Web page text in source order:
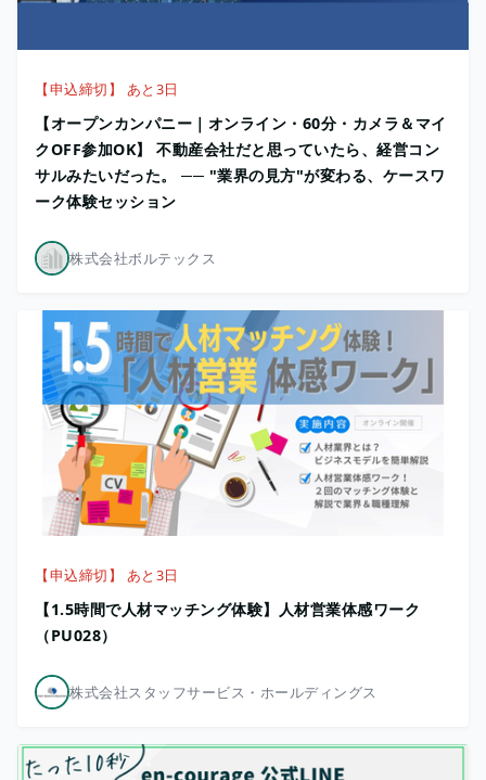
【申込締切】 あと3日
【オープンカンパニー｜オンライン・60分・カメラ＆マイ
クOFF参加OK】 不動産会社だと思っていたら、経営コン
サルみたいだった。 ── "業界の見方"が変わる、ケースワ
ーク体験セッション
株式会社ボルテックス
【申込締切】 あと3日
【1.5時間で人材マッチング体験】人材営業体感ワーク
（PU028）
株式会社スタッフサービス・ホールディングス